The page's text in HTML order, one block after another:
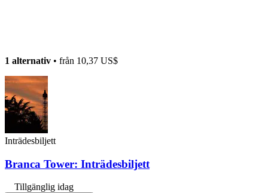
1 alternativ • från 10,37 US$
Inträdesbiljett
Branca Tower: Inträdesbiljett
Tillgänglig idag